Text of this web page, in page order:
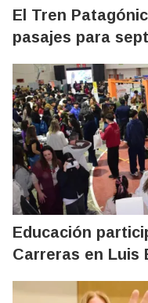
El Tren
pasajes para
Educación
Carreras en Luis